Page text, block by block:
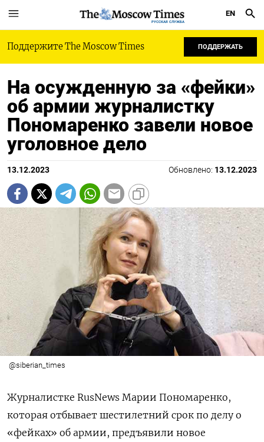
РУССКАЯ СЛУЖБА
EN
Поддержите The Moscow Times ПОДДЕРЖАТЬ
На осужденную за «фейки»
об армии журналистку
Пономаренко завели новое
уголовное дело
13.12.2023 Обновлено: 13.12.2023
@siberian_times
Журналистке RusNews Марии Пономаренко,
которая отбывает шестилетний срок по делу о
«фейках» об армии, предъявили новое